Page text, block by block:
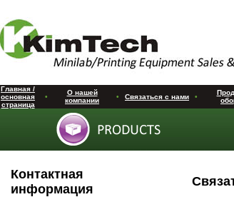
Главная /
основная
страница
•
О нашей
компании
• Связаться с нами •
Контактная
информация